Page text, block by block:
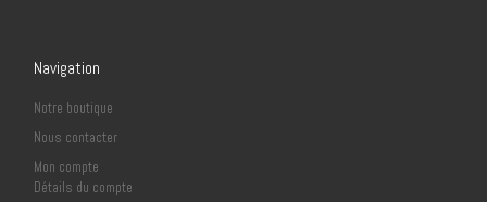
Navigation
Notre boutique
Nous contacter
Mon compte
Détails du compte